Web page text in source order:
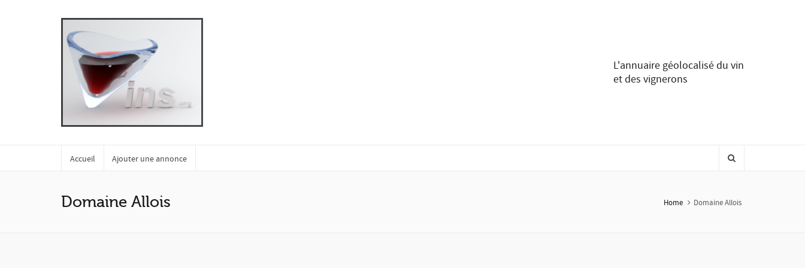
L'annuaire géolocalisé du vin
et des vignerons
Accueil Ajouter une annonce
Domaine Allois Home Domaine Allois